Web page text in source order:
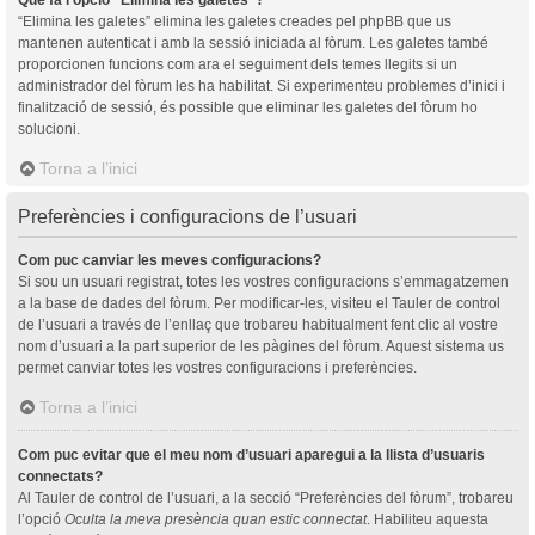
“Elimina les galetes” elimina les galetes creades pel phpBB que us
mantenen autenticat i amb la sessió iniciada al fòrum. Les galetes també
proporcionen funcions com ara el seguiment dels temes llegits si un
administrador del fòrum les ha habilitat. Si experimenteu problemes d’inici i
finalització de sessió, és possible que eliminar les galetes del fòrum ho
solucioni.
Torna a l’inici
Preferències i configuracions de l’usuari
Com puc canviar les meves configuracions?
Si sou un usuari registrat, totes les vostres configuracions s’emmagatzemen
a la base de dades del fòrum. Per modificar-les, visiteu el Tauler de control
de l’usuari a través de l’enllaç que trobareu habitualment fent clic al vostre
nom d’usuari a la part superior de les pàgines del fòrum. Aquest sistema us
permet canviar totes les vostres configuracions i preferències.
Torna a l’inici
Com puc evitar que el meu nom d’usuari aparegui a la llista d’usuaris
connectats?
Al Tauler de control de l’usuari, a la secció “Preferències del fòrum”, trobareu
l’opció Oculta la meva presència quan estic connectat. Habiliteu aquesta